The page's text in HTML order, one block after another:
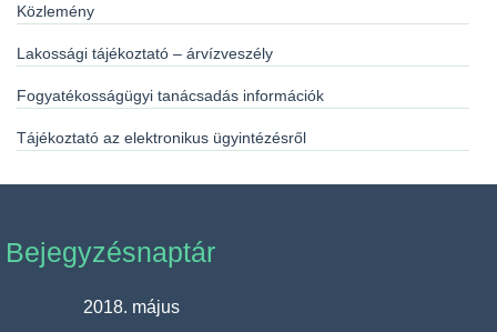
Közlemény
Lakossági tájékoztató – árvízveszély
Fogyatékosságügyi tanácsadás információk
Tájékoztató az elektronikus ügyintézésről
Bejegyzésnaptár
2018. május